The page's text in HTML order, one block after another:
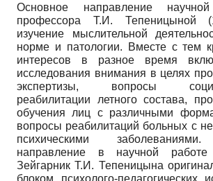
Основное направление научной
профессора Т.И. Тепеницыной
изучение мыслительной
норме и патологии. Вместе с тем
интересов в разное время
исследования внимания в целях
экспертизы, вопросы
реабилитации летного состава,
обучения лиц с различными
вопросы реабилитаций больных с
психическими
направление в научной
Зейгарник Т.И. Тепеницына
блоком психолого-педагогических